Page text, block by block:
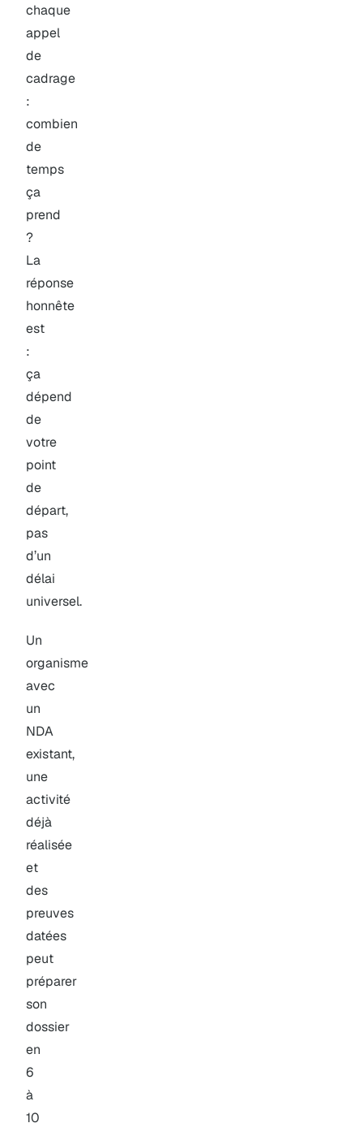
chaque
appel
de
cadrage
:
combien
de
temps
ça
prend
?
La
réponse
honnête
est
:
ça
dépend
de
votre
point
de
départ,
pas
d’un
délai
universel.
Un
organisme
avec
un
NDA
existant,
une
activité
déjà
réalisée
et
des
preuves
datées
peut
préparer
son
dossier
en
6
à
10